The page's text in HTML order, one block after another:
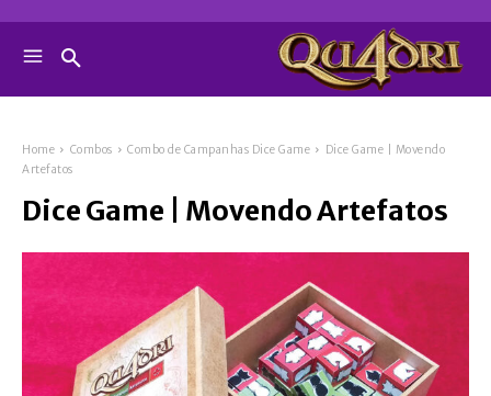
Home Combos Combo de Campanhas Dice Game
Dice Game | Movendo
Artefatos
Dice Game | Movendo Artefatos